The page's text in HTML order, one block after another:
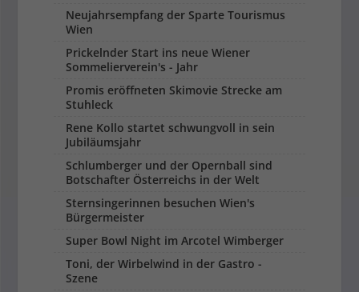
Neujahrsempfang der Sparte Tourismus
Wien
Prickelnder Start ins neue Wiener
Sommelierverein's - Jahr
Promis eröffneten Skimovie Strecke am
Stuhleck
Rene Kollo startet schwungvoll in sein
Jubiläumsjahr
Schlumberger und der Opernball sind
Botschafter Österreichs in der Welt
Sternsingerinnen besuchen Wien's
Bürgermeister
Super Bowl Night im Arcotel Wimberger
Toni, der Wirbelwind in der Gastro -
Szene